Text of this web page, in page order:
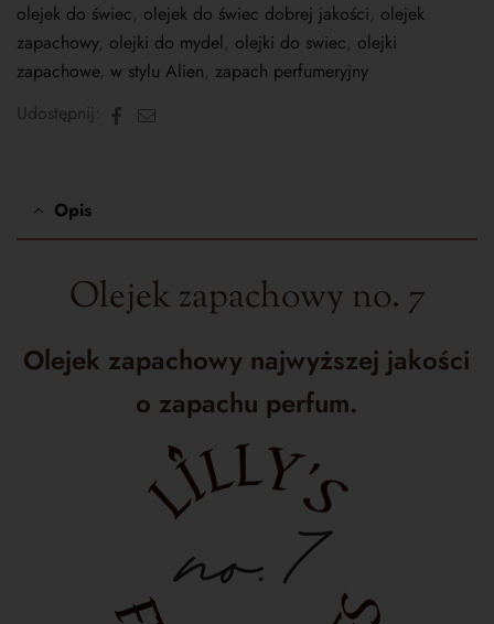
olejek do świec, olejek do świec dobrej jakości, olejek
zapachowy, olejki do mydel, olejki do swiec, olejki
zapachowe, w stylu Alien, zapach perfumeryjny
Udostępnij:
Facebook
E-
Opis
Olejek zapachowy no. 7
Olejek zapachowy najwyższej jakości
o zapachu perfum.